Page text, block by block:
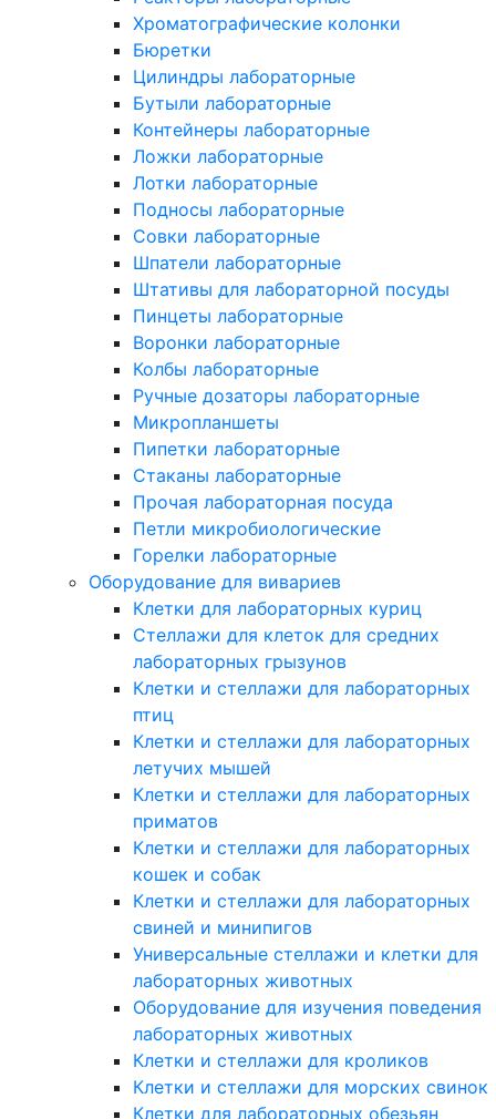
Хроматографические колонки
Бюретки
Цилиндры лабораторные
Бутыли лабораторные
Контейнеры лабораторные
Ложки лабораторные
Лотки лабораторные
Подносы лабораторные
Совки лабораторные
Шпатели лабораторные
Штативы для лабораторной посуды
Пинцеты лабораторные
Воронки лабораторные
Колбы лабораторные
Ручные дозаторы лабораторные
Микропланшеты
Пипетки лабораторные
Стаканы лабораторные
Прочая лабораторная посуда
Петли микробиологические
Горелки лабораторные
Оборудование для вивариев
Клетки для лабораторных куриц
Стеллажи для клеток для средних
лабораторных грызунов
Клетки и стеллажи для лабораторных
птиц
Клетки и стеллажи для лабораторных
летучих мышей
Клетки и стеллажи для лабораторных
приматов
Клетки и стеллажи для лабораторных
кошек и собак
Клетки и стеллажи для лабораторных
свиней и минипигов
Универсальные стеллажи и клетки для
лабораторных животных
Оборудование для изучения поведения
лабораторных животных
Клетки и стеллажи для кроликов
Клетки и стеллажи для морских свинок
Клетки для лабораторных обезьян